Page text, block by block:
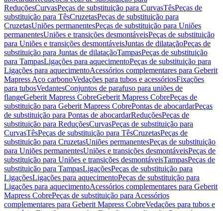
ReduçõesCurvasPeças de substituição para CurvasTêsPeças de
substituição para TêsCruzetasPeças de substituição para
CruzetasUniões permanentesPeças de substituição para Uniões
permanentesUniões e transições desmontáveisPeças de substituição
para Uniões e transições desmontáveisJuntas de dilataçãoPeças de
substituição para Juntas de dilataçãoTampasPeças de substituição
para TampasLigações para aquecimentoPeças de substituição para
Ligações para aquecimentoAcessórios complementares para Geberit
Mapress Aço carbonoVedações para tubos e acessóriosFixações
para tubosVedantesConjuntos de parafuso para uniões de
flangeGeberit Mapress CobreGeberit Mapress CobrePeças de
substituição para Geberit Mapress CobrePontas de abocardarPeças
de substituição para Pontas de abocardarReduçõesPeças de
substituição para ReduçõesCurvasPeças de substituição para
CurvasTêsPeças de substituição para TêsCruzetasPeças de
substituição para CruzetasUniões permanentesPeças de substituição
para Uniões permanentesUniões e transições desmontáveisPeças de
substituição para Uniões e transições desmontáveisTampasPeças de
substituição para TampasLigaçõesPeças de substituição para
LigaçõesLigações para aquecimentoPeças de substituição para
Ligações para aquecimentoAcessórios complementares para Geberit
Mapress CobrePeças de substituição para Acessórios
complementares para Geberit Mapress CobreVedações para tubos e